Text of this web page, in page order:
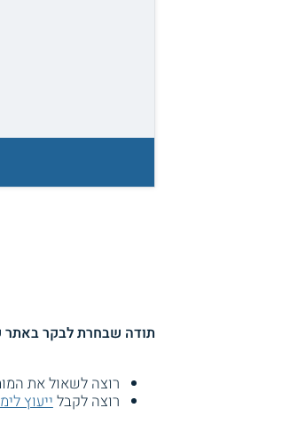
תודה שבחרת לבקר באתר
רוצה לשאול את
רוצה לקבלייעוץ